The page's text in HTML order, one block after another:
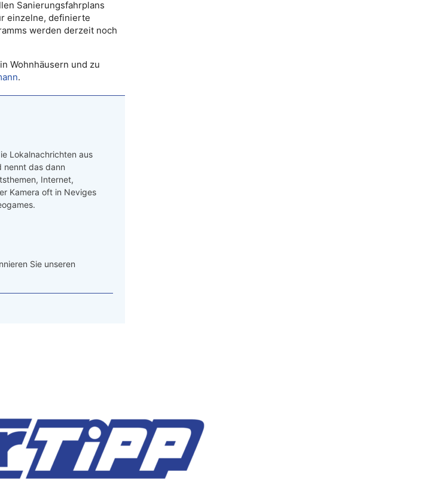
Sanierungsfahrplans
einzelne, definierte
werden derzeit noch
Wohnhäusern und zu
.
Lokalnachrichten aus
nennt das dann
Internet,
Kamera oft in Neviges
Sie unseren